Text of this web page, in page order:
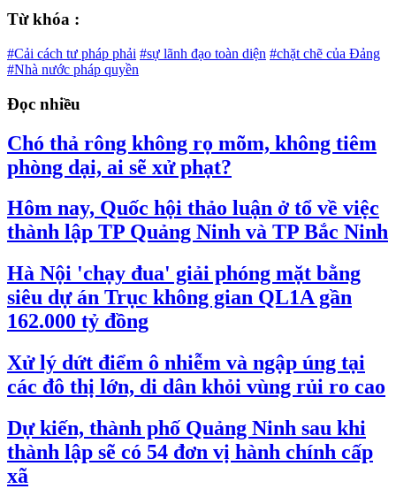
Từ khóa :
#Cải cách tư pháp phải #sự lãnh đạo toàn diện #chặt chẽ của Đảng
#Nhà nước pháp quyền
Đọc nhiều
Chó thả rông không rọ mõm, không tiêm
phòng dại, ai sẽ xử phạt?
Hôm nay, Quốc hội thảo luận ở tổ về việc
thành lập TP Quảng Ninh và TP Bắc Ninh
Hà Nội 'chạy đua' giải phóng mặt bằng
siêu dự án Trục không gian QL1A gần
162.000 tỷ đồng
Xử lý dứt điểm ô nhiễm và ngập úng tại
các đô thị lớn, di dân khỏi vùng rủi ro cao
Dự kiến, thành phố Quảng Ninh sau khi
thành lập sẽ có 54 đơn vị hành chính cấp
xã